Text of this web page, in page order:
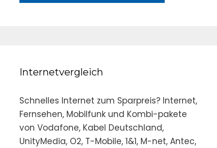
Internetvergleich
Schnelles Internet zum Sparpreis? Internet,
Fernsehen, Mobilfunk und Kombi-pakete
von Vodafone, Kabel Deutschland,
UnityMedia, O2, T-Mobile, 1&1, M-net, Antec,